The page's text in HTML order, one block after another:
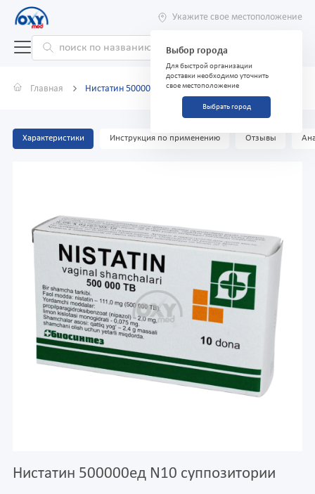
Укажите свое местоположение
Выбор города
Для быстрой организации
доставки необходимо уточнить
свое местоположение
Выбрать город
Главная Нистатин 500000ед N10 суппозитории
Характеристики Инструкция по применению Отзывы
Нистатин 500000ед N10 суппозитории